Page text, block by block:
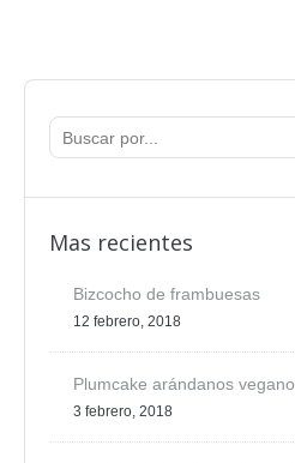
Mas recientes
Bizcocho de frambuesas
12 febrero, 2018
Plumcake arándanos vegano
3 febrero, 2018